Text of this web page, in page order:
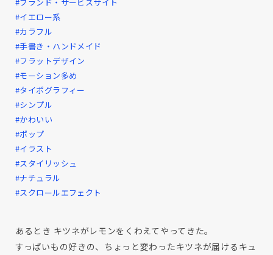
#イエロー系
#カラフル
#手書き・ハンドメイド
#フラットデザイン
#モーション多め
#タイポグラフィー
#シンプル
#かわいい
#ポップ
#イラスト
#スタイリッシュ
#ナチュラル
#スクロールエフェクト
あるとき キツネがレモンをくわえてやってきた。
すっぱいもの好きの、ちょっと変わったキツネが届けるキュ